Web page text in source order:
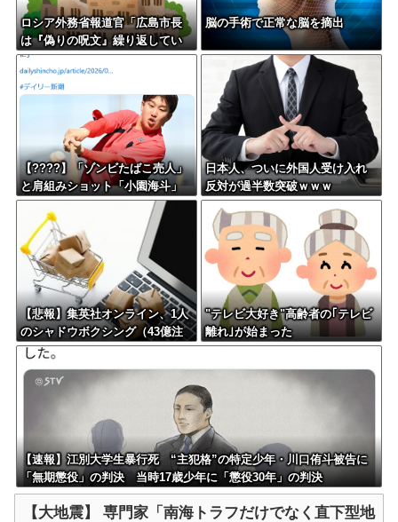
ロシア外務省報道官「広島市長
は『偽りの呪文』繰り返してい
る」 平和宣言を非難
脳の手術で正常な脳を摘出
【????】「ゾンビたばこ売人」
と肩組みショット「小園海斗」
に注がれる“厳しい視線” 「レ
ギュラー剥奪も選択肢のひとつ
に」
日本人、ついに外国人受け入れ
反対が過半数突破ｗｗｗ
【悲報】集英社オンライン、1人
のシャドウボクシング（43億注
文）によって長期間業務を妨害
され続けていた模様・・・
"テレビ大好き"高齢者の｢テレビ
離れ｣が始まった
【速報】江別大学生暴行死 “主犯格”の特定少年・川口侑斗被告に
「無期懲役」の判決 当時17歳少年に「懲役30年」の判決
【大地震】 専門家「南海トラフだけでなく直下型地